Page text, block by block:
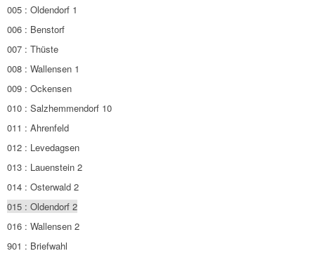
005 : Oldendorf 1
006 : Benstorf
007 : Thüste
008 : Wallensen 1
009 : Ockensen
010 : Salzhemmendorf 10
011 : Ahrenfeld
012 : Levedagsen
013 : Lauenstein 2
014 : Osterwald 2
015 : Oldendorf 2
016 : Wallensen 2
901 : Briefwahl